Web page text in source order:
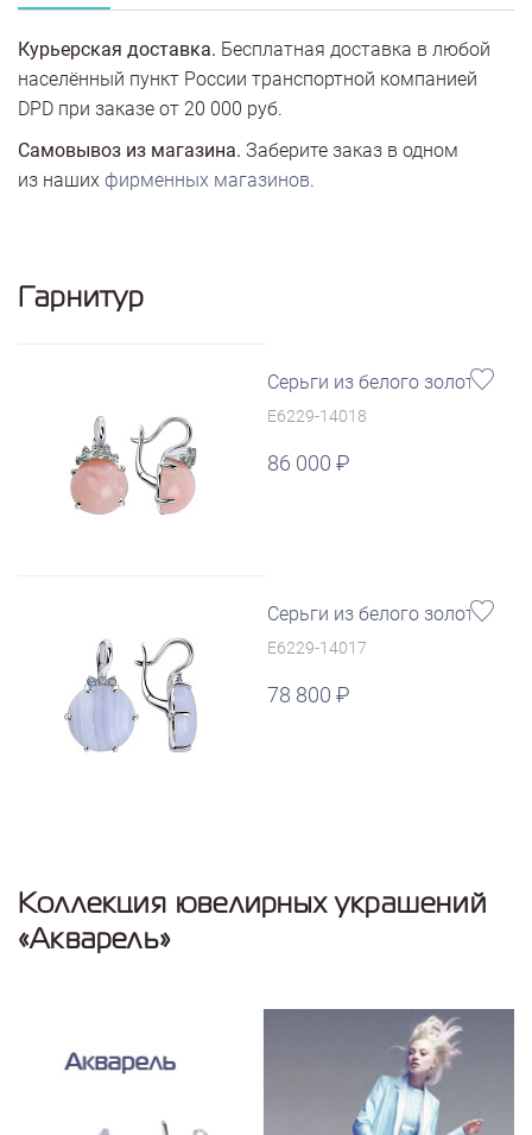
Курьерская доставка. Бесплатная доставка в любой
населённый пункт России транспортной компанией
DPD при заказе от 20 000 руб.
Самовывоз из магазина. Заберите заказ в одном
из наших фирменных магазинов.
Гарнитур
Серьги из белого золота
E6229-14018
86 000
Серьги из белого золота
E6229-14017
78 800
Коллекция ювелирных украшений
«Акварель»